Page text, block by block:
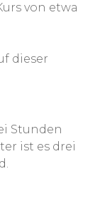
von etwa
dieser
Stunden
ist es drei